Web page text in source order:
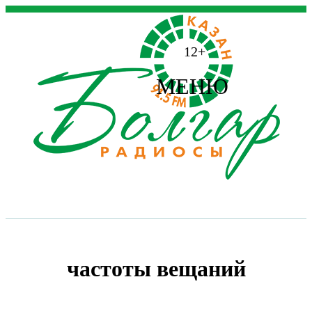
12+
МЕНЮ
частоты вещаний